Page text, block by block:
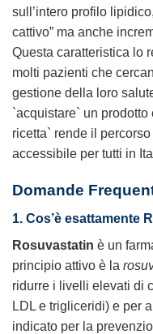
sull’intero profilo
cattivo” ma anche
Questa caratteristica lo
molti pazienti che
gestione della loro
`acquistare` un
ricetta` rende il
accessibile per tutti in
Domande
1. Cos’è esattamente
Rosuvastatin è un
principio attivo è la
ridurre i livelli elevati di
LDL e trigliceridi) e per
indicato per la